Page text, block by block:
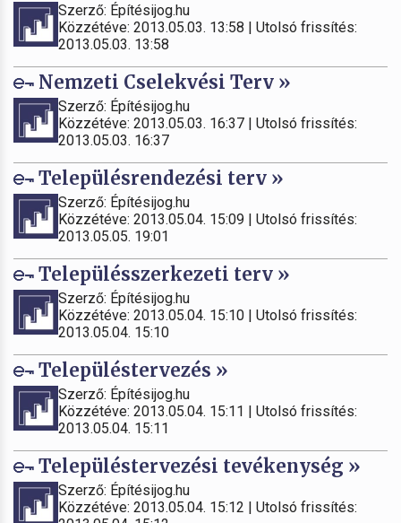
Szerző: Építésijog.hu
Közzétéve: 2013.05.03. 13:58 | Utolsó frissítés:
2013.05.03. 13:58
Nemzeti Cselekvési Terv »
Szerző: Építésijog.hu
Közzétéve: 2013.05.03. 16:37 | Utolsó frissítés:
2013.05.03. 16:37
Településrendezési terv »
Szerző: Építésijog.hu
Közzétéve: 2013.05.04. 15:09 | Utolsó frissítés:
2013.05.05. 19:01
Településszerkezeti terv »
Szerző: Építésijog.hu
Közzétéve: 2013.05.04. 15:10 | Utolsó frissítés:
2013.05.04. 15:10
Településtervezés »
Szerző: Építésijog.hu
Közzétéve: 2013.05.04. 15:11 | Utolsó frissítés:
2013.05.04. 15:11
Településtervezési tevékenység »
Szerző: Építésijog.hu
Közzétéve: 2013.05.04. 15:12 | Utolsó frissítés: